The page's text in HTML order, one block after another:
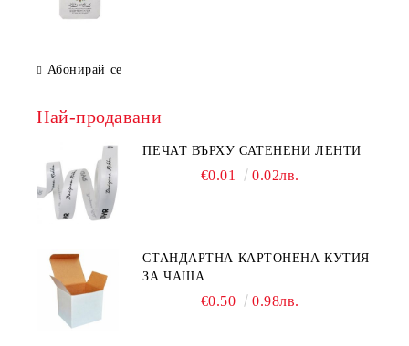
Абонирай се
Най-продавани
ПЕЧАТ ВЪРХУ САТЕНЕНИ ЛЕНТИ
€0.01 0.02лв.
СТАНДАРТНА КАРТОНЕНА КУТИЯ
ЗА ЧАША
€0.50 0.98лв.